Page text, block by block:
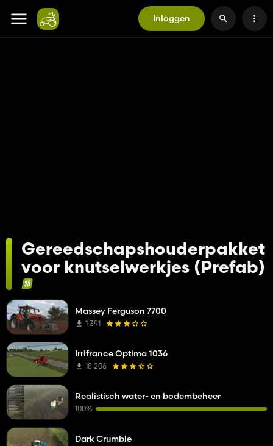
Inloggen
Gereedschapshouderpakket
voor knutselwerkjes (Prefab)
Massey Ferguson 7700
1 391
Irrifrance Optima 1036
18 206
Realistisch water- en bodembeheer
100%
Dark Crumble